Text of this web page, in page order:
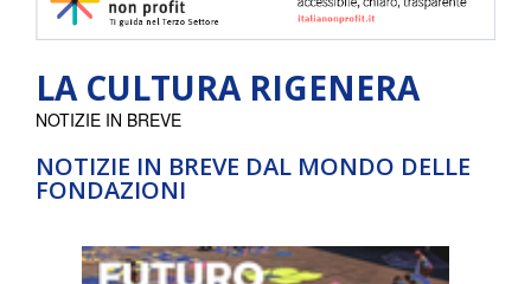
LA CULTURA RIGENERA
NOTIZIE IN BREVE DAL MONDO DELLE
FONDAZIONI
NOTIZIE IN BREVE